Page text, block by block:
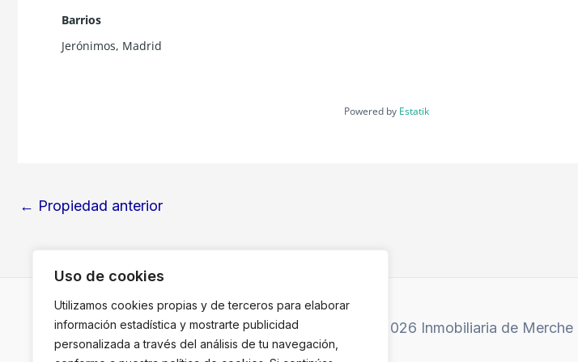
Uso de cookies
Utilizamos cookies propias y de terceros para elaborar
información estadística y mostrarte publicidad
personalizada a través del análisis de tu navegación,
Barrios
Jerónimos, Madrid
Powered by Estatik
← Propiedad anterior
Copyright © 2026 Inmobiliaria de Merche |